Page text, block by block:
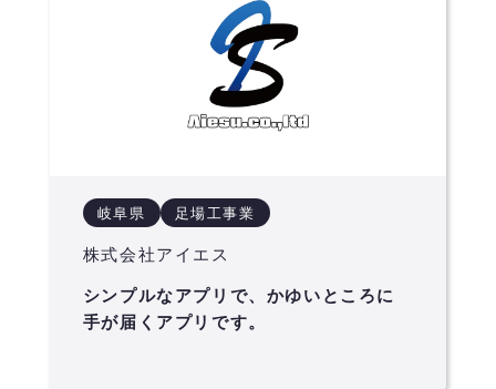
岐阜県 足場工事業
株式会社アイエス
シンプルなアプリで、かゆいところに
手が届くアプリです。